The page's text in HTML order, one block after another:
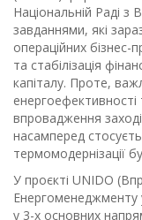
Національній Раді з
завданнями, які
операційних бізнес-
та стабілізація
капіталу. Проте,
впровадження
насамперед
термомодернізації
У проєкті UNIDO
Енергоменеджменту
у 3-х основних